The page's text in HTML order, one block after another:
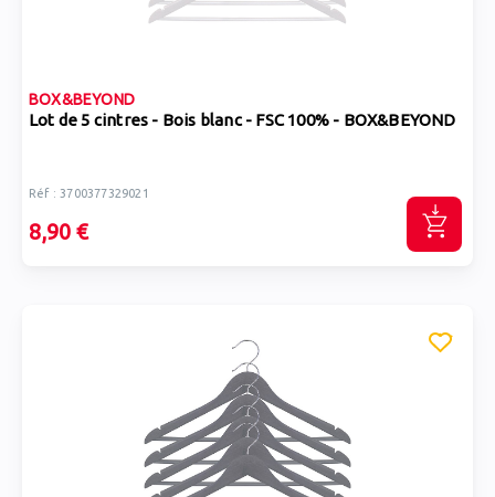
BOX&BEYOND
Lot de 5 cintres - Bois blanc - FSC 100% - BOX&BEYOND
Réf : 3700377329021
8,90 €